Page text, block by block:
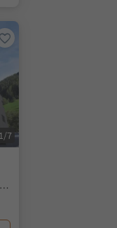
1/7
Racines, Sterzing/Vipiteno and environs